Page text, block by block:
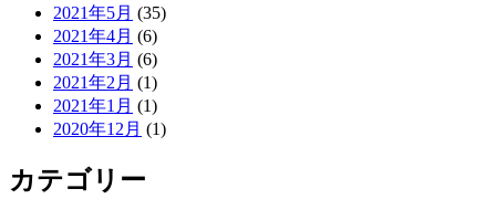
2021年5月 (35)
2021年4月 (6)
2021年3月 (6)
2021年2月 (1)
2021年1月 (1)
2020年12月 (1)
カテゴリー